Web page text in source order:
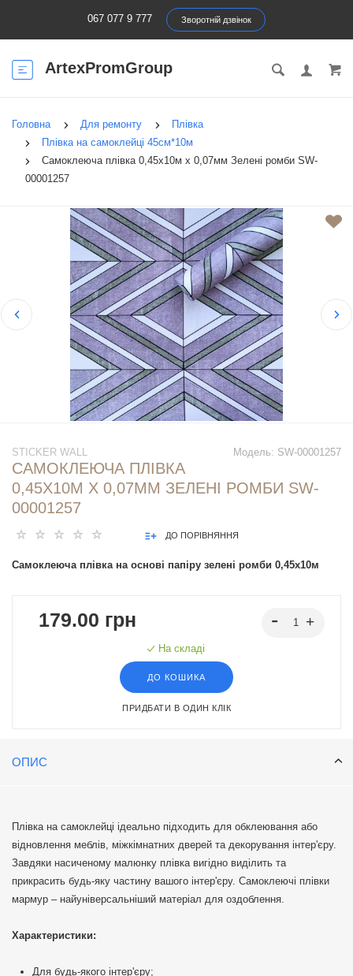
067 077 9 777 Зворотній дзвінок
ArtexPromGroup
Головна Для ремонту
Плівка
Плівка на самоклейці 45см*10м
Самоклеюча плівка 0,45х10м х 0,07мм Зелені ромби SW-
00001257
Модель: SW-00001257
STICKER WALL
САМОКЛЕЮЧА ПЛІВКА
0,45Х10М Х 0,07ММ ЗЕЛЕНІ РОМБИ SW-
00001257
ДО ПОРІВНЯННЯ
Самоклеюча плівка на основі папіру зелені ромби 0,45х10м
179.00 грн
На складі
ДО КОШИКА
ПРИДБАТИ В ОДИН КЛІК
ОПИС
Плівка на самоклейці ідеально підходить для обклеювання або
відновлення меблів, міжкімнатних дверей та декорування інтер'єру.
Завдяки насиченому малюнку плівка вигідно виділить та
прикрасить будь-яку частину вашого інтер'єру. Самоклеючі плівки
мармур – найуніверсальніший матеріал для оздоблення.
Характеристики:
Для будь-якого інтер'єру;